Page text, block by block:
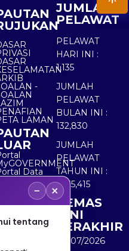
-
LAMAN
Data
Sektor Awam
JUMLAH
PELAWAT
PELAWAT
HARI INI :
1,135
JUMLAH
PELAWAT
BULAN INI :
132,830
JUMLAH
PELAWAT
TAHUN INI :
5,535,415
KEMAS
KINI
TERAKHIR
30/07/2026
− ×
tentang